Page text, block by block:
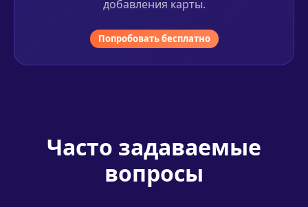
добавления карты.
Попробовать бесплатно
Часто задаваемые
вопросы